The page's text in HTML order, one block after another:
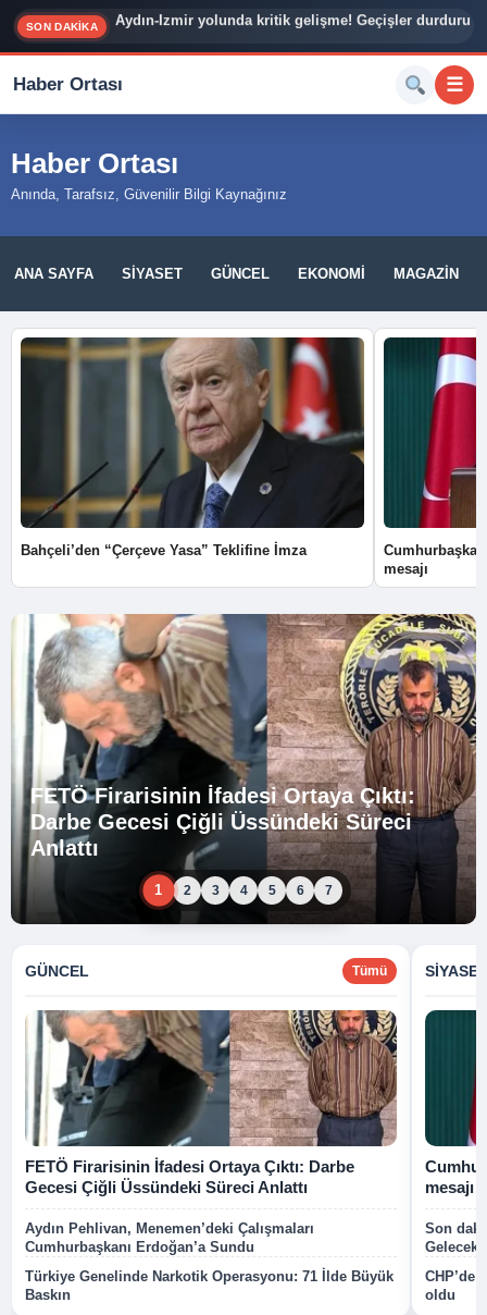
SON DAKİKA Özgür Özel’den Veda Mesajı: “Tarihi Bir Kavşaktayız”
Haber Ortası ☰
Haber Ortası
Anında, Tarafsız, Güvenilir Bilgi Kaynağınız
ANA SAYFA SIYASET GÜNCEL EKONOMI MAGAZIN
Bahçeli’den “Çerçeve Yasa” Teklifine İmza
mesajı
FETÖ Firarisinin İfadesi Ortaya Çıktı:
Darbe Gecesi Çiğli Üssündeki Süreci
Anlattı
1 2 3 4 5 6 7
GÜNCEL Tümü
FETÖ Firarisinin İfadesi Ortaya Çıktı: Darbe
Gecesi Çiğli Üssündeki Süreci Anlattı
Aydın Pehlivan, Menemen’deki Çalışmaları
Cumhurbaşkanı Erdoğan’a Sundu
Türkiye Genelinde Narkotik Operasyonu: 71 İlde Büyük
Baskın
mesajı
Son
Gelecek
CHP’de
oldu